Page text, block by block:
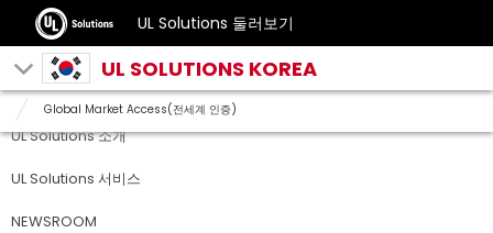
UL Solutions 둘러보기
UL SOLUTIONS KOREA
Global Market Access(전세계 인증)
UL Solutions 소개
UL Solutions 서비스
NEWSROOM